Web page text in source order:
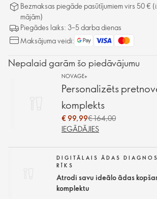
Bezmaksas piegāde pasūtījumiem virs 50 €
mājām)
Piegādes laiks: 3–5 darba dienas
Maksājuma veidi:
Nepalaid garām šo piedāvājumu
NOVAGE+
Personalizēts
komplekts
€ 99,99€ 164,00
IEGĀDĀJIES
DIGITĀLAIS ĀDAS
RĪKS
Atrodi savu ideālo ādas
komplektu